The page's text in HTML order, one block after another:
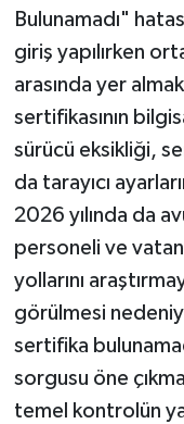
Bulunamadı"
giriş yapılırken
arasında yer
sertifikasının
sürücü eksikliği,
da tarayıcı
2026 yılında da
personeli ve
yollarını
görülmesi
sertifika
sorgusu öne
temel kontrolün